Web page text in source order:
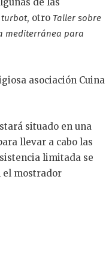
turbot, otro Taller sobre
mediterránea para
asociación Cuina
situado en una
llevar a cabo las
limitada se
el mostrador